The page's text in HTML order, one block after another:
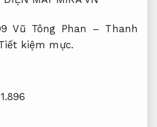
Vũ Tông Phan – Thanh
kiệm mực.